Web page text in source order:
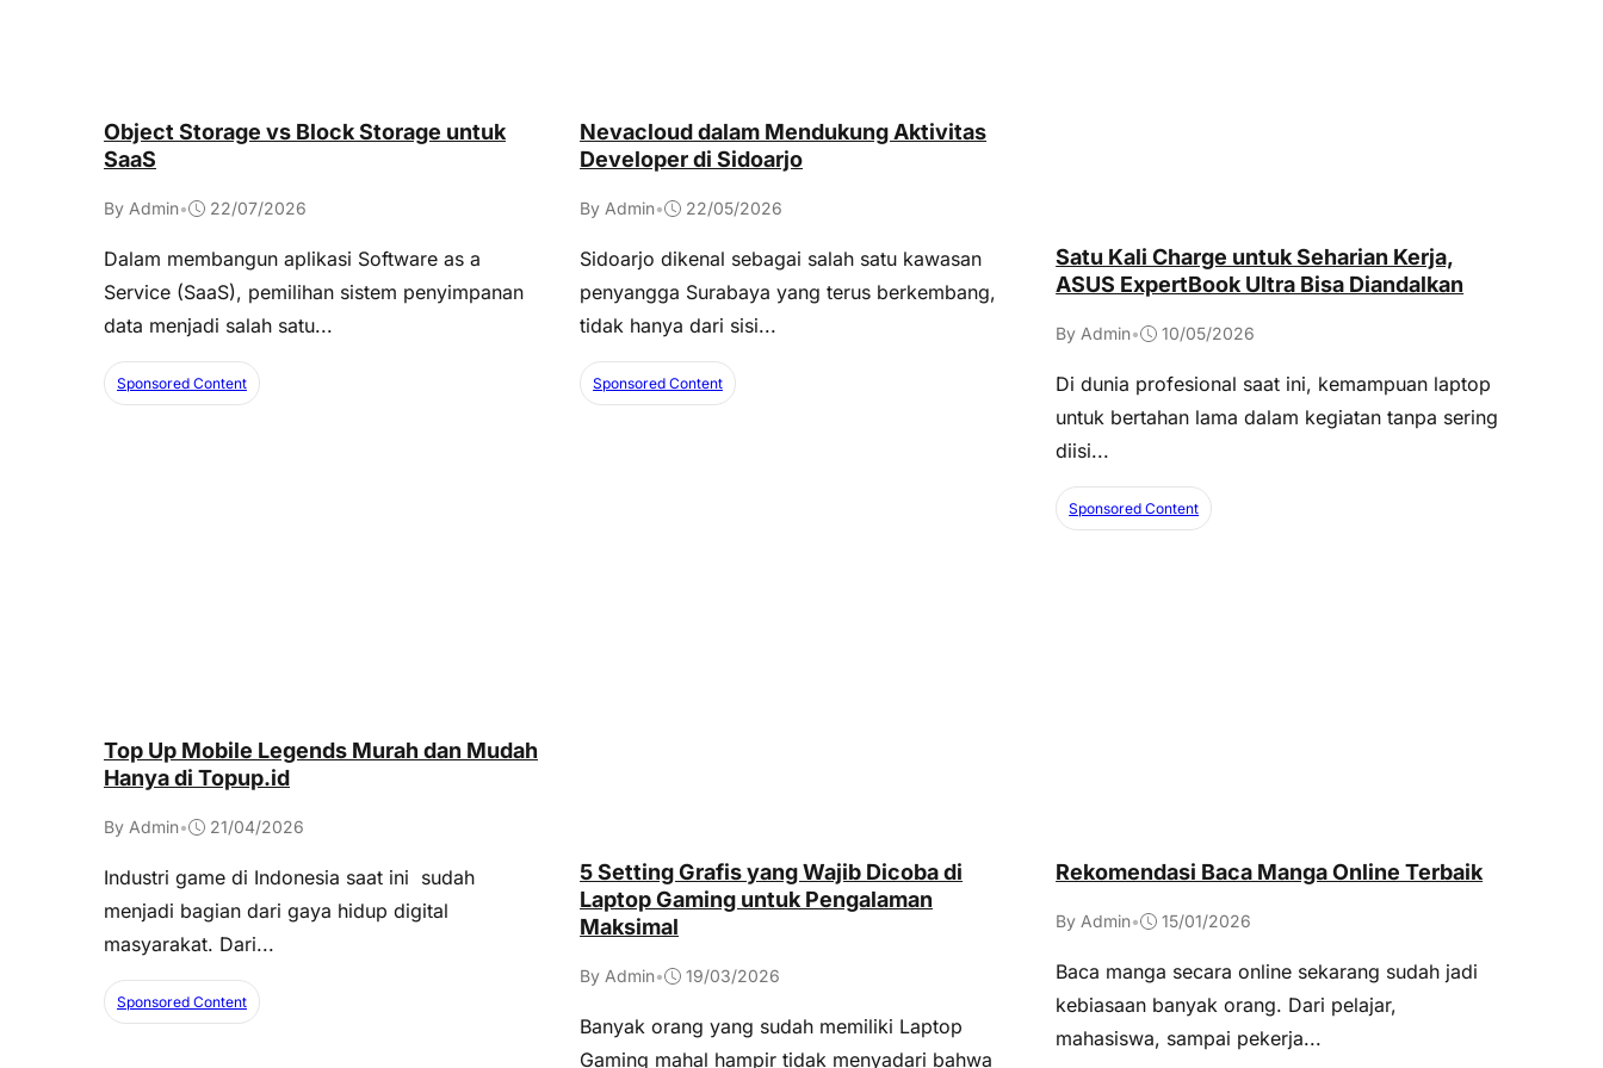
Object Storage vs Block Storage untuk
SaaS
By Admin• 22/07/2026
Dalam membangun aplikasi Software as a
Service (SaaS), pemilihan sistem penyimpanan
data menjadi salah satu...
Sponsored Content
Nevacloud dalam Mendukung Aktivitas
Developer di Sidoarjo
By Admin• 22/05/2026
Sidoarjo dikenal sebagai salah satu kawasan
penyangga Surabaya yang terus berkembang,
tidak hanya dari sisi...
Sponsored Content
Satu Kali Charge untuk Seharian Kerja,
ASUS ExpertBook Ultra Bisa Diandalkan
By Admin• 10/05/2026
Di dunia profesional saat ini, kemampuan laptop
untuk bertahan lama dalam kegiatan tanpa sering
diisi...
Sponsored Content
Top Up Mobile Legends Murah dan Mudah
Hanya di Topup.id
By Admin• 21/04/2026
Industri game di Indonesia saat ini sudah
menjadi bagian dari gaya hidup digital
masyarakat. Dari...
Sponsored Content
5 Setting Grafis yang Wajib Dicoba di
Laptop Gaming untuk Pengalaman
Maksimal
By Admin• 19/03/2026
Banyak orang yang sudah memiliki Laptop
Gaming mahal hampir tidak menyadari bahwa
Rekomendasi Baca Manga Online Terbaik
By Admin• 15/01/2026
Baca manga secara online sekarang sudah jadi
kebiasaan banyak orang. Dari pelajar,
mahasiswa, sampai pekerja...